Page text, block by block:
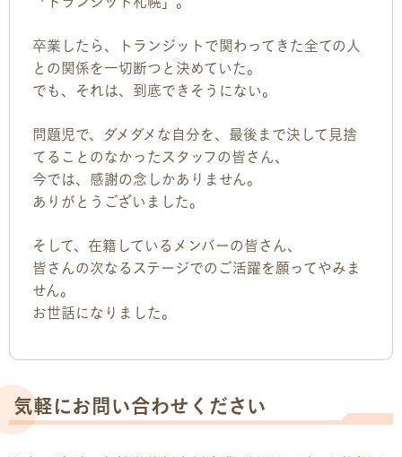
「トランジット札幌」。
卒業したら、トランジットで関わってきた全ての人
との関係を一切断つと決めていた。
でも、それは、到底できそうにない。
問題児で、ダメダメな自分を、最後まで決して見捨
てることのなかったスタッフの皆さん、
今では、感謝の念しかありません。
ありがとうございました。
そして、在籍しているメンバーの皆さん、
皆さんの次なるステージでのご活躍を願ってやみま
せん。
お世話になりました。
気軽にお問い合わせください